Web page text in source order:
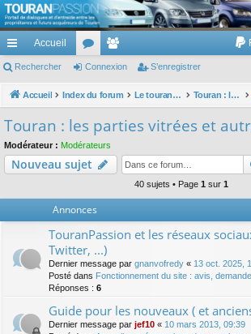
TouranPassion
Le forum des propriétaires ou futurs acquéreurs du
cc
ès
pi
de
Accueil
or
u
e
m
Rechercher Connexion S’enregistrer
Accueil Index du forum Le touran dans ses versions I (V1 V2 V3) et II ... Touran : les éléments et équipements extérieurs et intérieurs
Touran : les parties vitrées et
Modérateur : Modérateurs
Nouveau sujet
40 sujets • Page 1 sur 1
Annonces
TouranPassion et les réseaux
Twitter, ...)
Dernier message par gnanvofredy « 13 oct. 2025,
Posté dans Fonctionnement du site : avis,
Réponses : 6
Guide pour les nouveaux ( et
Dernier message par jef10 « 10 mars 2013, 09:39